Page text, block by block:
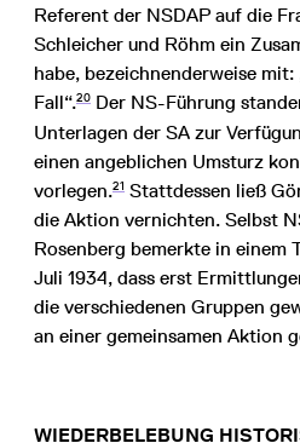
Referent der NSDAP auf die
Schleicher und Röhm ein
habe, bezeichnenderweise
Fall“.20 Der NS-Führung
Unterlagen der SA zur
einen angeblichen Umsturz
vorlegen.21 Stattdessen ließ
die Aktion vernichten. Selbst
Rosenberg bemerkte in einem
Juli 1934, dass erst
die verschiedenen Gruppen
an einer gemeinsamen Aktion
WIEDERBELEBUNG